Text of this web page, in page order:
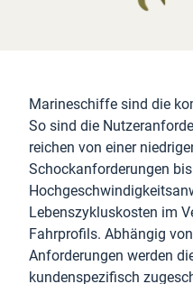
Marineschiffe sind die
So sind die
reichen von einer
Schockanforderungen
Lebenszykluskosten im
Fahrprofils. Abhängig
Anforderungen werden
kundenspezifisch